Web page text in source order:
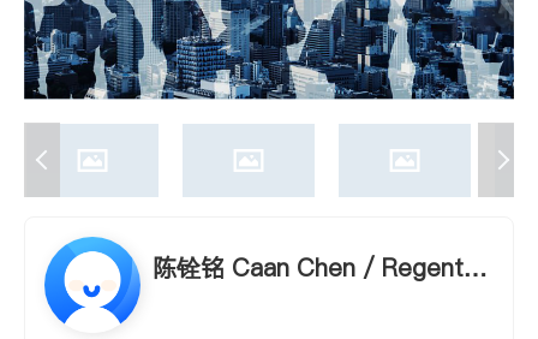
陈铨铭 Caan Chen / Regent P